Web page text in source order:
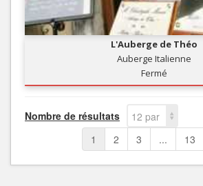
L'Auberge de Théo
Auberge Italienne
Fermé
Nombre de résultats
12 par
page
1 2 3 ... 13